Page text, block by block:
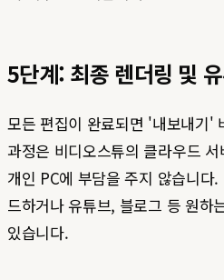
5단계: 최종 렌더링 및
모든 편집이 완료되면 '내보내기'
과정은 비디오스튜의 클라우드
개인 PC에 부담을 주지 않습니다
드하거나 유튜브, 블로그 등 원하
있습니다.